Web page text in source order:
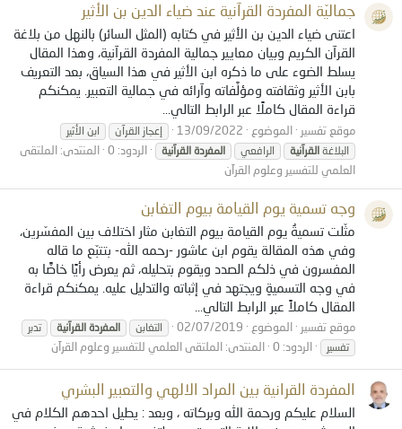
جماليّة المفردة القرآنية عند ضياء الدين بن الأثير
اعتنى ضياء الدين بن الأثير في كتابه (المثل السائر) بالنهل من بلاغة
القرآن الكريم وبيان معايير جمالية المفردة القرآنية، وهذا المقال
يسلط الضوء على ما ذكره ابن الأثير في هذا السياق، بعد التعريف
بابن الأثير وثقافته ومؤلَّفاته وآرائه في جمالية التعبير. يمكنكم
قراءة المقال كاملًا عبر الرابط التالي...
موقع تفسير الموضوع 13/09/2022 إعجاز القرآن
ابن الأثير
البلاغة القرآنية الرافعي المفردة القرآنية الردود: 0 المنتدى: الملتقى
العلمي للتفسير وعلوم القرآن
وجه تسمية يوم القيامة بيوم التغابن
مثّلت تسميةُ يوم القيامة بيوم التغابن مثار اختلاف بين المفسّرين،
وفي هذه المقالة يقوم ابن عاشور -رحمه الله- بتتبّع ما قاله
المفسرون في ذلكم الصدد ويقوم بتحليله، ثم يعرض رأيًا خاصًّا به
في وجه التسميةِ ويجتهد في إثباته والتدليل عليه. يمكنكم قراءة
المقال كاملاً عبر الرابط التالي...
موقع تفسير الموضوع 02/07/2019 التغابن المفردة القرآنية
تدبر
تفسير
الردود: 0 المنتدى: الملتقى العلمي للتفسير وعلوم القرآن
المفردة القرانية بين المراد الالهي والتعبير البشري
السلام عليكم ورحمة الله وبركاته ، وبعد : يطيل احدهم الكلام في